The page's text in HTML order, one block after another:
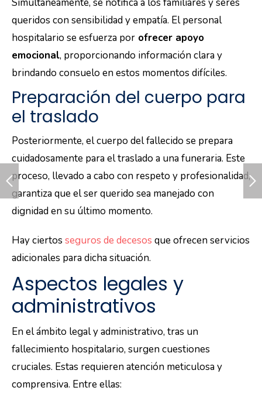
queridos con sensibilidad y empatía. El personal
hospitalario se esfuerza por ofrecer apoyo
emocional, proporcionando información clara y
brindando consuelo en estos momentos difíciles.
Preparación del cuerpo para
el traslado
Posteriormente, el cuerpo del fallecido se prepara
cuidadosamente para el traslado a una funeraria. Este
proceso, llevado a cabo con respeto y profesionalidad,
garantiza que el ser querido sea manejado con
dignidad en su último momento.
Hay ciertos seguros de decesos que ofrecen servicios
adicionales para dicha situación.
Aspectos legales y
administrativos
En el ámbito legal y administrativo, tras un
fallecimiento hospitalario, surgen cuestiones
cruciales. Estas requieren atención meticulosa y
comprensiva. Entre ellas: